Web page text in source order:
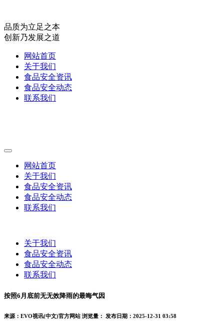
品质为立足之本
创新乃发展之道
网站首页
关于我们
食品安全资讯
食品安全动态
联系我们
网站首页
关于我们
食品安全资讯
食品安全动态
联系我们
关于我们
食品安全资讯
食品安全动态
联系我们
按照6月底前无无效降雨的最晦气因
来源：EVO视讯(中文)官方网站 浏览量： 发布日期：2025-12-31 03:58